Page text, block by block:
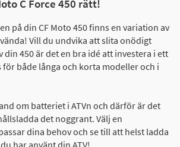
C Force 450 rätt!
på din CF Moto 450 finns en variation av
Vill du undvika att slita onödigt
din 450 är det en bra idé att investera i ett
både långa och korta modeller och i
om batteriet i ATVn och därför är det
det noggrant. Välj en
dina behov och se till att helst ladda
har använt din ATV!